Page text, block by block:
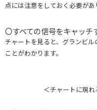
点には注意をしておく必要があ
〇すべての信号をキャッチ
チャートを見ると、グランビ
ことがわかります。
＜チャートに現